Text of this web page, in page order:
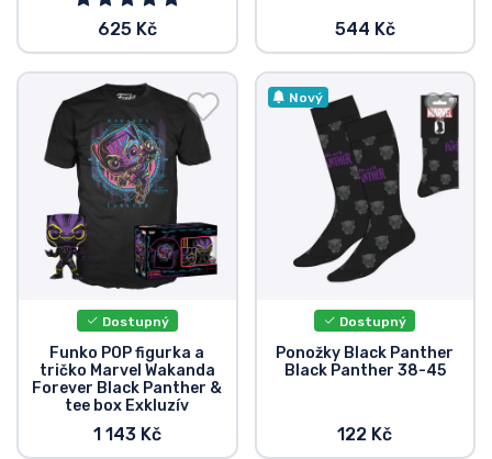
625 Kč 544 Kč
Dostupný
Funko POP figurka a
tričko Marvel Wakanda
Forever Black Panther &
tee box Exkluzív
1 143 Kč
Nový
Dostupný
Ponožky Black Panther
Black Panther 38-45
122 Kč